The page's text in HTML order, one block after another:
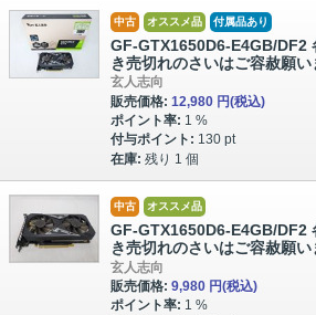
中古 オススメ品 付属品あり
GF-GTX1650D6-E4GB/DF2
き売切れのさいはご容赦願い
玄人志向
販売価格: 12,980 円(税込)
ポイント率: 1 %
付与ポイント: 130 pt
在庫: 残り 1 個
中古 オススメ品
GF-GTX1650D6-E4GB/DF2
き売切れのさいはご容赦願い
玄人志向
販売価格: 9,980 円(税込)
ポイント率: 1 %